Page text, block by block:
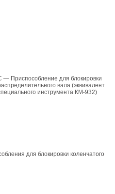
— Приспособление для блокировки
вала (эквивалент
инструмента КМ-932)
для блокировки коленчатого